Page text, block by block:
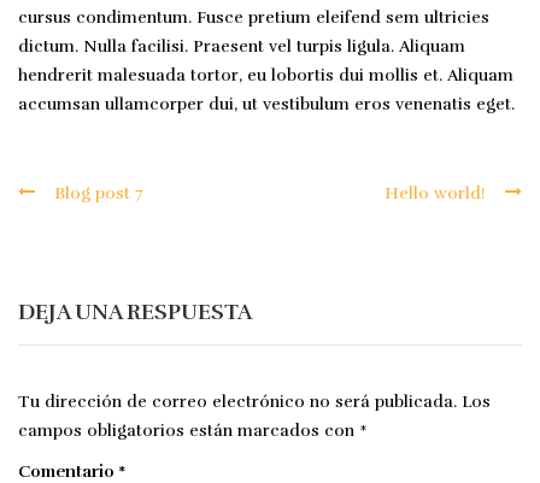
cursus condimentum. Fusce pretium eleifend sem ultricies
dictum. Nulla facilisi. Praesent vel turpis ligula. Aliquam
hendrerit malesuada tortor, eu lobortis dui mollis et. Aliquam
accumsan ullamcorper dui, ut vestibulum eros venenatis eget.
Navegación
entradas
Blog post 7 Hello world!
DEJA UNA RESPUESTA
Tu dirección de correo electrónico no será publicada. Los
campos obligatorios están marcados con *
Comentario *